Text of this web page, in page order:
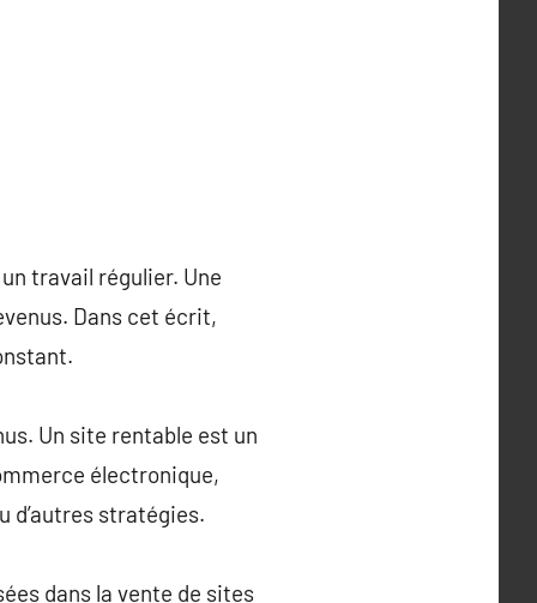
travail régulier. Une
Dans cet écrit,
Un site rentable est un
électronique,
d’autres stratégies.
dans la vente de sites